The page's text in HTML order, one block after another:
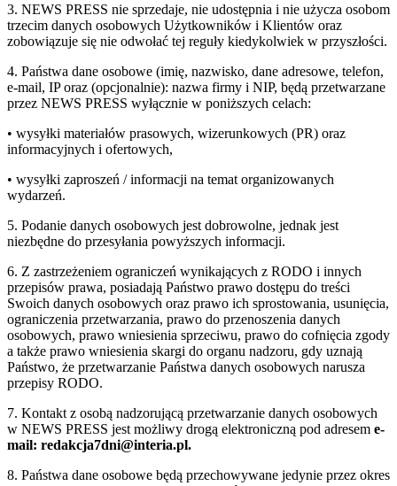
3. NEWS PRESS nie sprzedaje, nie udostępnia i nie użycza osobom
trzecim danych osobowych Użytkowników i Klientów oraz
zobowiązuje się nie odwołać tej reguły kiedykolwiek w przyszłości.
4. Państwa dane osobowe (imię, nazwisko, dane adresowe, telefon,
e-mail, IP oraz (opcjonalnie): nazwa firmy i NIP, będą przetwarzane
przez NEWS PRESS wyłącznie w poniższych celach:
• wysyłki materiałów prasowych, wizerunkowych (PR) oraz
informacyjnych i ofertowych,
• wysyłki zaproszeń / informacji na temat organizowanych
wydarzeń.
5. Podanie danych osobowych jest dobrowolne, jednak jest
niezbędne do przesyłania powyższych informacji.
6. Z zastrzeżeniem ograniczeń wynikających z RODO i innych
przepisów prawa, posiadają Państwo prawo dostępu do treści
Swoich danych osobowych oraz prawo ich sprostowania, usunięcia,
ograniczenia przetwarzania, prawo do przenoszenia danych
osobowych, prawo wniesienia sprzeciwu, prawo do cofnięcia zgody
a także prawo wniesienia skargi do organu nadzoru, gdy uznają
Państwo, że przetwarzanie Państwa danych osobowych narusza
przepisy RODO.
7. Kontakt z osobą nadzorującą przetwarzanie danych osobowych
w NEWS PRESS jest możliwy drogą elektroniczną pod adresem e-
mail: redakcja7dni@interia.pl.
8. Państwa dane osobowe będą przechowywane jedynie przez okres